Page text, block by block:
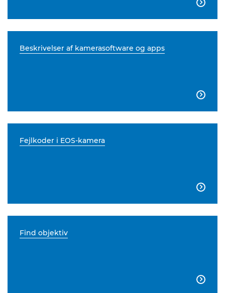

Beskrivelser af kamerasoftware og apps

Fejlkoder i EOS-kamera

Find objektiv
